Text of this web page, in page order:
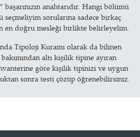
anahtarıdır. Hangi bölümü
seçmeliyim sorularına sadece birkaç
en doğru mesleği birlikte belirleyelim.
Tipoloji Kuramı olarak da bilinen
altı kişilik tipine ayıran
göre kişilik tipinizi ve uygun
sonra testi çözüp öğrenebilirsiniz.